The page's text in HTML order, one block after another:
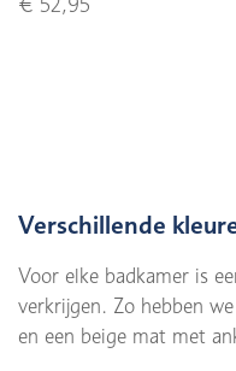
€ 52,95
Verschillende
Voor elke badkamer is
verkrijgen. Zo hebben
en een beige mat met